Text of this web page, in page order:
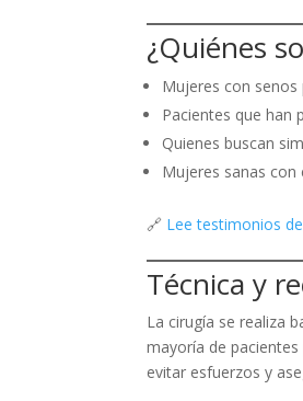
¿Quiénes
Mujeres con
Pacientes que han
Quienes buscan
Mujeres sanas con
🔗 Lee testimonios
Técnica y
La cirugía se realiza
mayoría de
evitar esfuerzos y